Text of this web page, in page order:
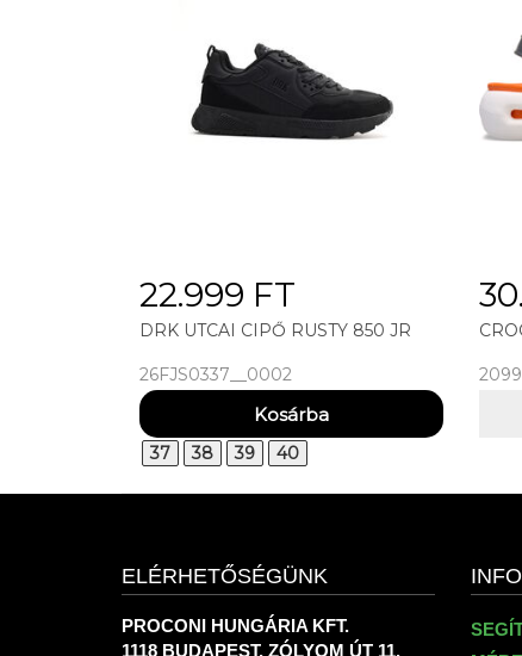
22.999 FT
DRK UTCAI CIPŐ RUSTY 850 JR
26FJS0337__0002
37 38 39 40
ELÉRHETŐSÉGÜNK
PROCONI HUNGÁRIA KFT.
1118 BUDAPEST, ZÓLYOM ÚT 11.